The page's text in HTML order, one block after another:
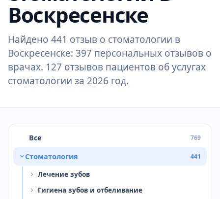
Воскресенске
Найдено 441 отзыв о стоматологии в
Воскресенске: 397 персональных отзывов о
врачах. 127 отзывов пациентов об услугах
стоматологии за 2026 год.
Все 769
Стоматология 441
Лечение зубов
Гигиена зубов и отбеливание